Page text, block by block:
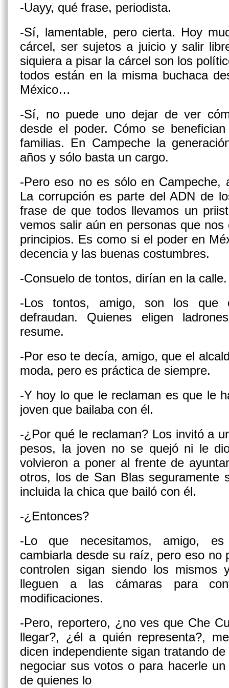
-Uayy, qué frase, periodista.
-Sí, lamentable, pero cierta. Hoy
cárcel, ser sujetos a juicio y salir
siquiera a pisar la cárcel son los
todos están en la misma buchaca
México…
-Sí, no puede uno dejar de ver
desde el poder. Cómo se
familias. En Campeche la
años y sólo basta un cargo.
-Pero eso no es sólo en
La corrupción es parte del ADN de
frase de que todos llevamos un
vemos salir aún en personas que
principios. Es como si el poder en
decencia y las buenas costumbres.
-Consuelo de tontos, dirían en la calle.
-Los tontos, amigo, son los que
defraudan. Quienes eligen
resume.
-Por eso te decía, amigo, que el
moda, pero es práctica de siempre.
-Y hoy lo que le reclaman es que le
joven que bailaba con él.
-¿Por qué le reclaman? Los invitó a
pesos, la joven no se quejó ni le
volvieron a poner al frente de
otros, los de San Blas seguramente
incluida la chica que bailó con él.
-¿Entonces?
-Lo que necesitamos, amigo,
cambiarla desde su raíz, pero eso no
controlen sigan siendo los mismos
lleguen a las cámaras para
modificaciones.
-Pero, reportero, ¿no ves que Che
llegar?, ¿él a quién representa?,
dicen independiente sigan tratando
negociar sus votos o para hacerle
de quienes lo